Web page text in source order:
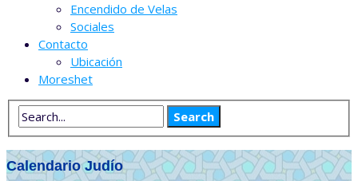
Encendido de Velas
Sociales
Contacto
Ubicación
Moreshet
Calendario Judío